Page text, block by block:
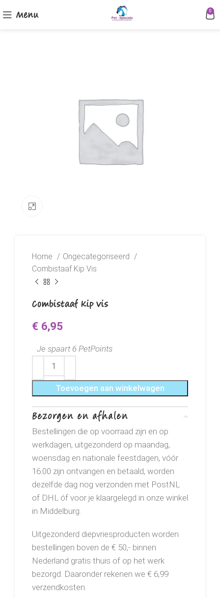
Menu 0
Home
Ongecategoriseerd
Combistaaf Kip Vis
Combistaaf Kip Vis
€ 6,95
Je spaart 6 PetPoints
Toevoegen aan winkelwagen
Bezorgen en afhalen
Bestellingen die op voorraad zijn en op
werkdagen, uitgezonderd op maandag,
woensdag en nationale feestdagen, vóór
16.00 zijn ontvangen en betaald, worden
dezelfde dag nog verzonden met PostNL
of DHL óf voor je klaargelegd in onze winkel
in Middelburg.
Uitgezonderd diepvriesproducten worden
bestellingen boven de € 50,- binnen
Nederland gratis thuis of op het werk
bezorgd. Daaronder rekenen we € 6,99
verzendkosten.